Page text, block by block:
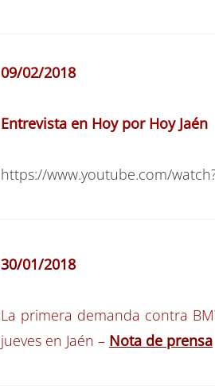
09/02/2018
Entrevista en Hoy por Hoy Jaén
https://www.youtube.com/
30/01/2018
La primera demanda contra
jueves en Jaén – Nota de prensa